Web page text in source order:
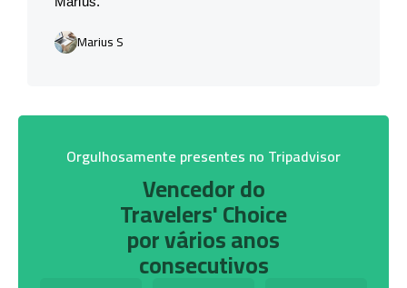
Marius S
Orgulhosamente presentes no Tripadvisor
Vencedor do
Travelers' Choice
por vários anos
consecutivos